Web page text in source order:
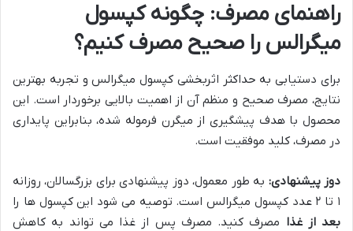
راهنمای مصرف: چگونه کپسول
میگرالس را صحیح مصرف کنیم؟
برای دستیابی به حداکثر اثربخشی کپسول میگرالس و تجربه بهترین
نتایج، مصرف صحیح و منظم آن از اهمیت بالایی برخوردار است. این
محصول با هدف پیشگیری از میگرن فرموله شده، بنابراین پایداری
در مصرف، کلید موفقیت است.
دوز پیشنهادی: به طور معمول، دوز پیشنهادی برای بزرگسالان، روزانه
۱ تا ۲ عدد کپسول میگرالس است. توصیه می شود این کپسول ها را
بعد از غذا مصرف کنید. مصرف پس از غذا می تواند به کاهش